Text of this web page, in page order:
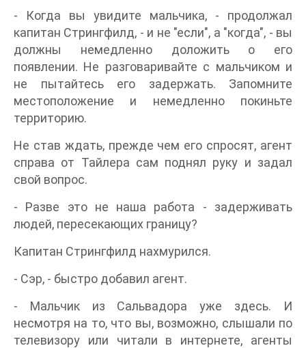
- Когда вы увидите мальчика, - продолжал
капитан Стрингфилд, - и не "если", а "когда", - вы
должны немедленно доложить о его
появлении. Не разговаривайте с мальчиком и
не пытайтесь его задержать. Запомните
местоположение и немедленно покиньте
территорию.
Не став ждать, прежде чем его спросят, агент
справа от Тайлера сам поднял руку и задал
свой вопрос.
- Разве это не наша работа - задерживать
людей, пересекающих границу?
Капитан Стрингфилд нахмурился.
- Сэр, - быстро добавил агент.
- Мальчик из Сальвадора уже здесь. И
несмотря на то, что вы, возможно, слышали по
телевизору или читали в интернете, агенты